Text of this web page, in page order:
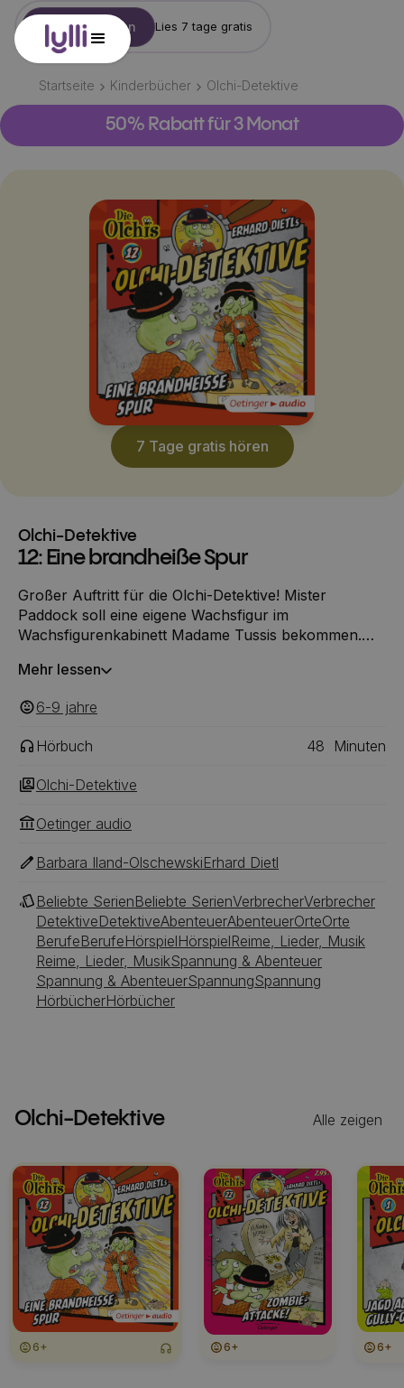
Konto erstellen Lies 7 tage gratis
Startseite Kinderbücher Olchi-Detektive
50% Rabatt für 3 Monat
7 Tage gratis hören
Olchi-Detektive
12: Eine brandheiße Spur
Großer Auftritt für die Olchi-Detektive! Mister
Paddock soll eine eigene Wachsfigur im
Wachsfigurenkabinett Madame Tussis bekommen.
gar nicht. Er setzt alles daran, Paddock im
neue Folge der legendären Erfolgsreihe.
Mehr lessen
6-9 ‎‎ jahre
Hörbuch 48 Minuten
Olchi-Detektive
Oetinger audio
Barbara Iland-OlschewskiErhard Dietl
Beliebte SerienBeliebte SerienVerbrecherVerbrecher
DetektiveDetektiveAbenteuerAbenteuerOrteOrte
BerufeBerufeHörspielHörspielReime, Lieder, Musik
Reime, Lieder, MusikSpannung & Abenteuer
Spannung & AbenteuerSpannungSpannung
HörbücherHörbücher
Olchi-Detektive Alle zeigen
6+ 6+ 6+